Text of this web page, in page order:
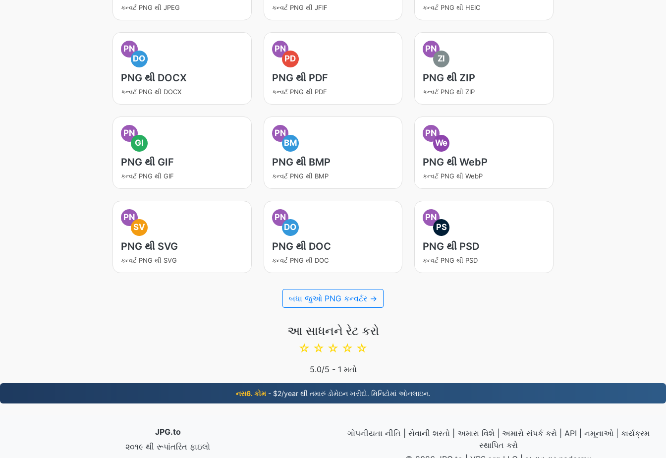
કન્વર્ટ PNG થી JPEG કન્વર્ટ PNG થી JFIF કન્વર્ટ PNG થી HEIC
PN
DO
PNG થી DOCX
કન્વર્ટ PNG થી DOCX
PN
PD
PNG થી PDF
કન્વર્ટ PNG થી PDF
PN
ZI
PNG થી ZIP
કન્વર્ટ PNG થી ZIP
PN
GI
PNG થી GIF
કન્વર્ટ PNG થી GIF
PN
BM
PNG થી BMP
કન્વર્ટ PNG થી BMP
PN
We
PNG થી WebP
કન્વર્ટ PNG થી WebP
PN
SV
PNG થી SVG
કન્વર્ટ PNG થી SVG
PN
DO
PNG થી DOC
કન્વર્ટ PNG થી DOC
PN
PS
PNG થી PSD
કન્વર્ટ PNG થી PSD
બધા જુઓ PNG કન્વર્ટર →
આ સાધનને રેટ કરો
☆
☆
☆
☆
☆
5.0/5 - 1 મતો
નસ6. કોમ- $2/year થી તમારું ડોમેઇન ખરીદો. મિનિટોમાં ઓનલાઇન.
JPG.to
૨૦૧૯ થી રૂપાંતરિત ફાઇલો
ગોપનીયતા નીતિ સેવાની શરતો| અમારા વિશે| અમારો સંપર્ક કરો| API નમૂનાઓ| કાર્યક્રમ
સ્થાપિત કરો